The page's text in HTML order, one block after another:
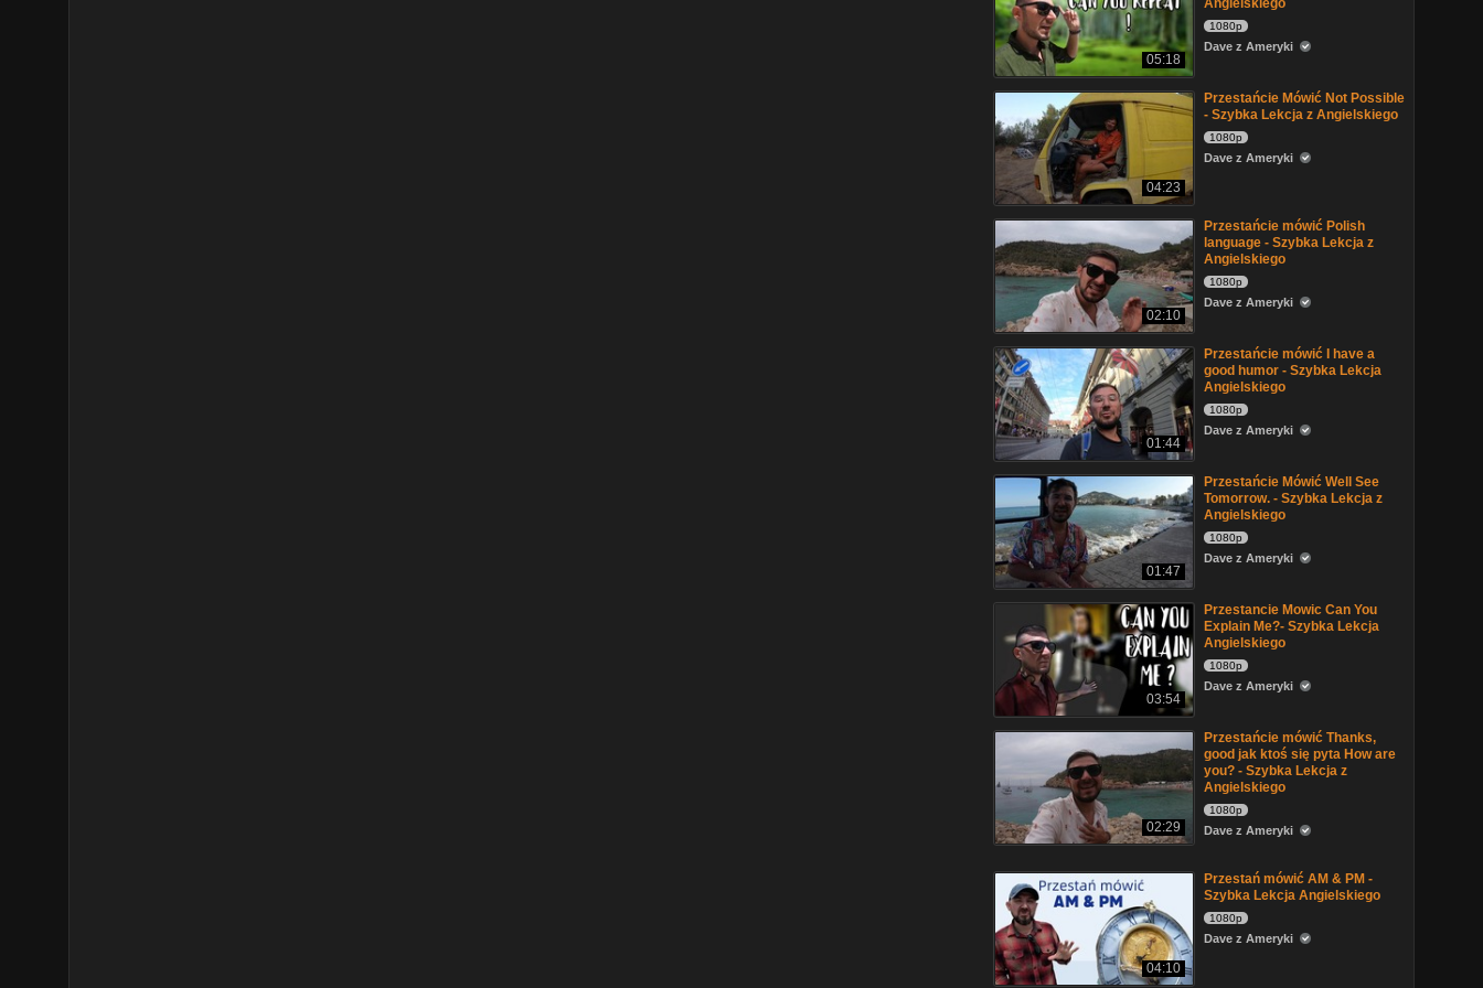
05:18
Angielskiego
1080p
Dave z Ameryki
04:23
Przestańcie Mówić Not Possible
- Szybka Lekcja z Angielskiego
1080p
Dave z Ameryki
02:10
Przestańcie mówić Polish
language - Szybka Lekcja z
Angielskiego
1080p
Dave z Ameryki
01:44
Przestańcie mówić I have a
good humor - Szybka Lekcja
Angielskiego
1080p
Dave z Ameryki
01:47
Przestańcie Mówić Well See
Tomorrow. - Szybka Lekcja z
Angielskiego
1080p
Dave z Ameryki
03:54
Przestancie Mowic Can You
Explain Me?- Szybka Lekcja
Angielskiego
1080p
Dave z Ameryki
02:29
Przestańcie mówić Thanks,
good jak ktoś się pyta How are
you? - Szybka Lekcja z
Angielskiego
1080p
Dave z Ameryki
04:10
Przestań mówić AM & PM -
Szybka Lekcja Angielskiego
1080p
Dave z Ameryki